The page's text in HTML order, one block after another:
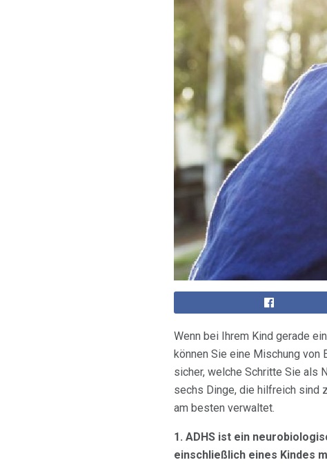
Wenn bei Ihrem Kind gerade
können Sie eine Mischung von
sicher, welche Schritte Sie als
sechs Dinge, die hilfreich sind
am besten verwaltet.
1. ADHS ist ein
einschließlich eines Kindes